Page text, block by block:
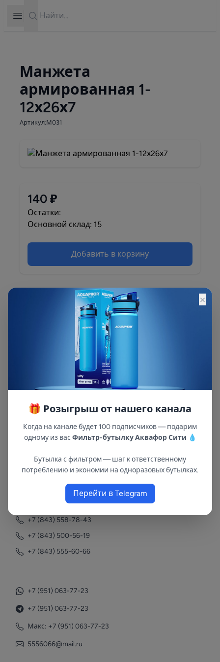
Open sidebar
Манжета
армированная 1-
12х26х7
Артикул:М031
140 ₽
Остатки:
Основной склад: 15
Добавить в корзину
Описание и характеристики смотрите на
В республиках Татарстан и Марий Эл
с 2002 года.
+7 (843) 558-78-43
+7 (843) 500-56-19
+7 (843) 555-60-66
+7 (951) 063-77-23
+7 (951) 063-77-23
Макс: +7 (951) 063-77-23
5556066@mail.ru
×
🎁 Розыгрыш от нашего канала
Когда на канале будет 100 подписчиков — подарим
одному из вас Фильтр-бутылку Аквафор Сити 💧
Бутылка с фильтром — шаг к ответственному
потреблению и экономии на одноразовых бутылках.
Перейти в Telegram